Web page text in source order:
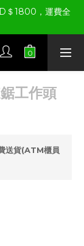
＄1800，運費全
工作頭
送貨(ATM櫃員